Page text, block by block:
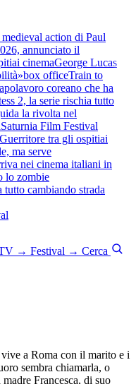
action di Paul
annunciato il
ai cinemaGeorge Lucas
box officeTrain to
coreano che ha
2, la serie rischia tutto
la rivolta nel
Saturnia Film Festival
tra gli ospitiai
ma serve
nei cinema italiani in
lo zombie
tutto cambiando strada
→ Festival → Cerca
a Roma con il marito e i
sembra chiamarla, o
Francesca, di suo